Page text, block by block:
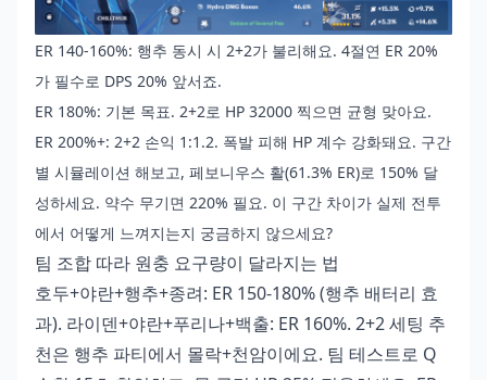
ER 140-160%: 행추 동시 시 2+2가 불리해요. 4절연 ER 20%
가 필수로 DPS 20% 앞서죠.
ER 180%: 기본 목표. 2+2로 HP 32000 찍으면 균형 맞아요.
ER 200%+: 2+2 손익 1:1.2. 폭발 피해 HP 계수 강화돼요. 구간
별 시뮬레이션 해보고, 페보니우스 활(61.3% ER)로 150% 달
성하세요. 약수 무기면 220% 필요. 이 구간 차이가 실제 전투
에서 어떻게 느껴지는지 궁금하지 않으세요?
팀 조합 따라 원충 요구량이 달라지는 법
호두+야란+행추+종려: ER 150-180% (행추 배터리 효
과). 라이덴+야란+푸리나+백출: ER 160%. 2+2 세팅 추
천은 행추 파티에서 몰락+천암이에요. 팀 테스트로 Q